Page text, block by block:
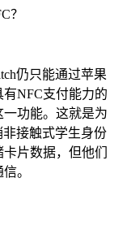
仍只能通过苹果
NFC支付能力的
一功能。这就是为
非接触式学生身份
片数据，但他们
。